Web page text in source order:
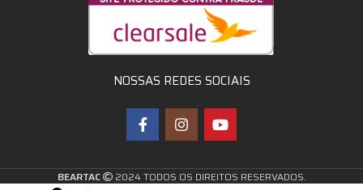
NOSSAS REDES SOCIAIS
BEARTAC 2024 TODOS OS DIREITOS RESERVADOS.